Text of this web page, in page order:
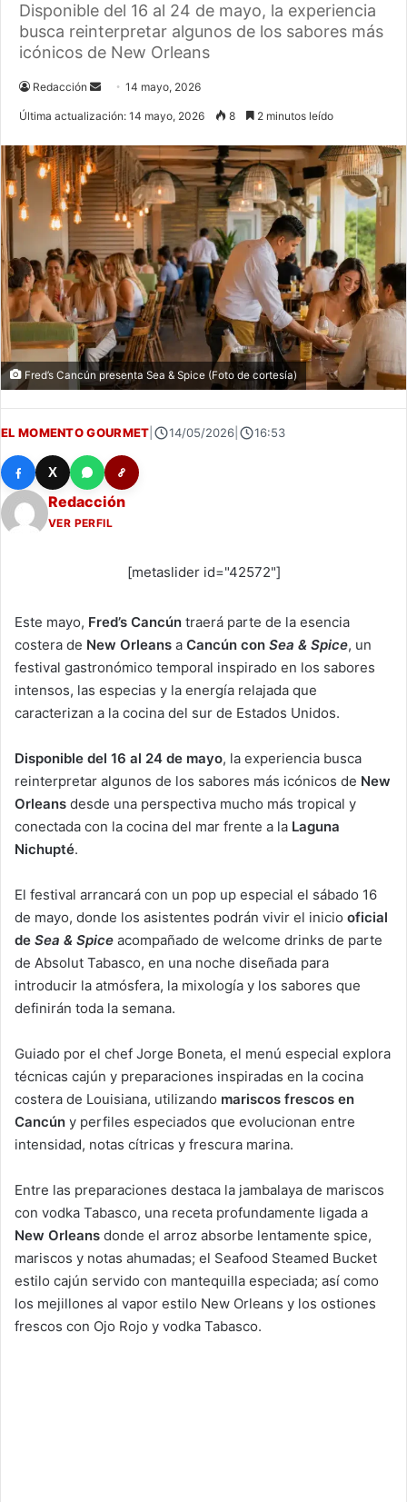
Disponible del 16 al 24 de mayo, la experiencia
busca reinterpretar algunos de los sabores más
icónicos de New Orleans
Redacción
Send14 mayo, 2026
Última actualización: 14 mayo, 2026 8 2 minutos leído
Fred’s Cancún presenta Sea & Spice (Foto de cortesía)
EL MOMENTO GOURMET 14/05/2026 16:53
X
Redacción
VER PERFIL
[metaslider id="42572"]
Este mayo, Fred’s Cancún traerá parte de la esencia
costera de New Orleans a Cancún con Sea & Spice, un
festival gastronómico temporal inspirado en los sabores
intensos, las especias y la energía relajada que
caracterizan a la cocina del sur de Estados Unidos.
Disponible del 16 al 24 de mayo, la experiencia busca
reinterpretar algunos de los sabores más icónicos de New
Orleans desde una perspectiva mucho más tropical y
conectada con la cocina del mar frente a la Laguna
Nichupté.
El festival arrancará con un pop up especial el sábado 16
de mayo, donde los asistentes podrán vivir el inicio oficial
de Sea & Spice acompañado de welcome drinks de parte
de Absolut Tabasco, en una noche diseñada para
introducir la atmósfera, la mixología y los sabores que
definirán toda la semana.
Guiado por el chef Jorge Boneta, el menú especial explora
técnicas cajún y preparaciones inspiradas en la cocina
costera de Louisiana, utilizando mariscos frescos en
Cancún y perfiles especiados que evolucionan entre
intensidad, notas cítricas y frescura marina.
Entre las preparaciones destaca la jambalaya de mariscos
con vodka Tabasco, una receta profundamente ligada a
New Orleans donde el arroz absorbe lentamente spice,
mariscos y notas ahumadas; el Seafood Steamed Bucket
estilo cajún servido con mantequilla especiada; así como
los mejillones al vapor estilo New Orleans y los ostiones
frescos con Ojo Rojo y vodka Tabasco.